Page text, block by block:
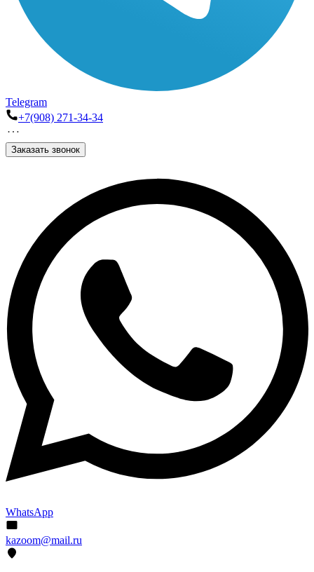
Telegram
+7(908) 271-34-34
Заказать звонок
WhatsApp
kazoom@mail.ru